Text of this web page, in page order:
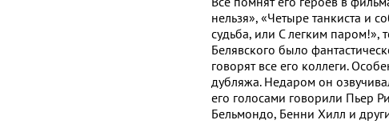
нельзя», «Четыре танкиста и
судьба, или С легким паром!»,
Белявского было
говорят все его коллеги.
дубляжа. Недаром он
его голосами говорили Пьер
Бельмондо, Бенни Хилл и